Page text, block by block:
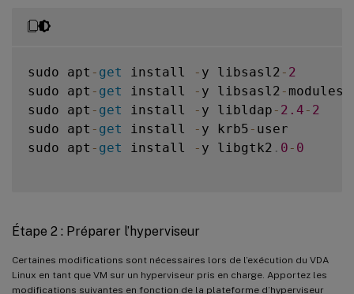
sudo apt - get install - y libsasl2 - 2
sudo apt - get install - y libsasl2 - modules
sudo apt - get install - y libldap - 2.4 - 2
sudo apt - get install - y krb5 - user
sudo apt - get install - y libgtk2 . 0 - 0
Étape 2 : Préparer l’hyperviseur
Certaines modifications sont nécessaires lors de l’exécution du VDA
Linux en tant que VM sur un hyperviseur pris en charge. Apportez les
modifications suivantes en fonction de la plateforme d’hyperviseur